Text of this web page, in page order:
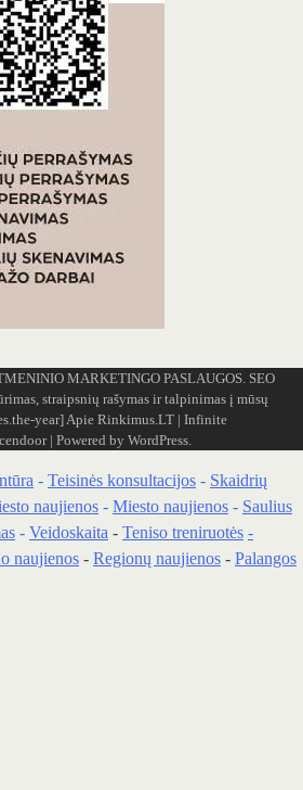
MARKETINGO PASLAUGOS. SEO
straipsnių rašymas ir talpinimas į mūsų
year]Apie Rinkimus.LT| Infinite
| Powered by WordPress.
- Teisinės konsultacijos - Skaidrių
naujienos - Miesto naujienos - Saulius
- Veidoskaita - Teniso treniruotės -
naujienos - Regionų naujienos - Palangos